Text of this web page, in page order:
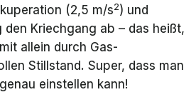
(2,5 m/s2) und
Kriechgang ab – das heißt,
allein durch Gas-
Stillstand. Super, dass man
einstellen kann!